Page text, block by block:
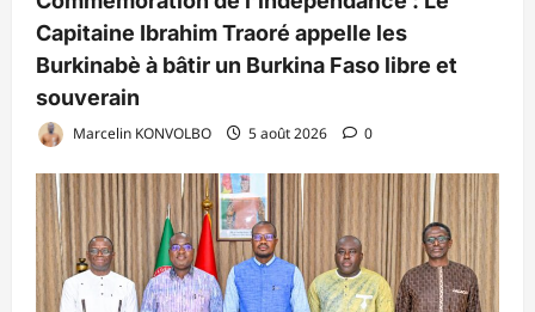
Capitaine Ibrahim Traoré appelle les
Burkinabè à bâtir un Burkina Faso libre et
souverain
Marcelin KONVOLBO 5 août 2026 0